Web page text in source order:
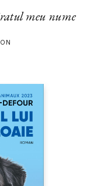
meu nume